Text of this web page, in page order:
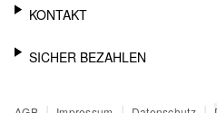
BARRIEREFREIHEIT
WHATSAPP
MEIN KONTO
KONTAKT
SUPPORT
SICHER BEZAHLEN